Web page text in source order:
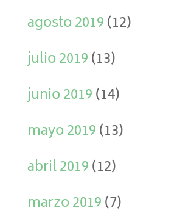
agosto 2019(12)
julio 2019(13)
junio 2019(14)
mayo 2019(13)
abril 2019(12)
marzo 2019(7)